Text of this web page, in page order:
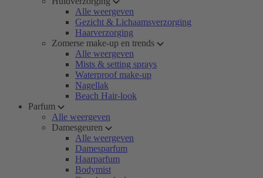
Alle weergeven
Gezicht & Lichaamsverzorging
Haarverzorging
Zomerse make-up en trends
Alle weergeven
Mists & setting sprays
Waterproof make-up
Nagellak
Beach Hair-look
Parfum
Alle weergeven
Damesgeuren
Alle weergeven
Damesparfum
Haarparfum
Bodymist